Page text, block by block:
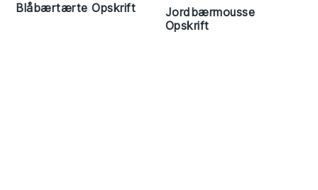
Blåbærtærte Opskrift
Jordbærmousse
Opskrift